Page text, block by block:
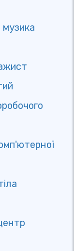
музика